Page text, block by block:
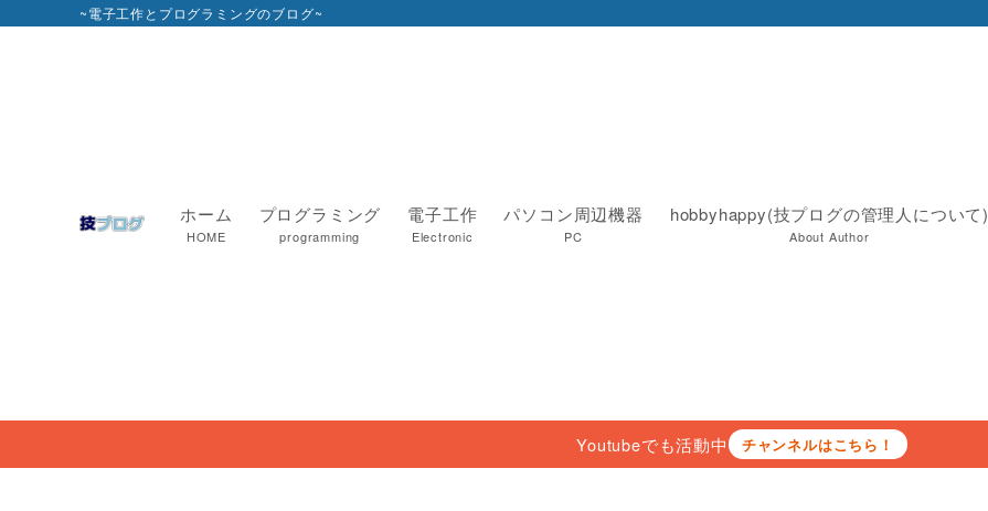
~電子工作とプログラミングのブログ~
ホーム
HOME
プログラミング
programming
電子工作
Electronic
パソコン周辺機器
PC
hobbyhappy(技プログの管理人について)
About Author
Youtubeでも活動中 チャンネルはこちら！